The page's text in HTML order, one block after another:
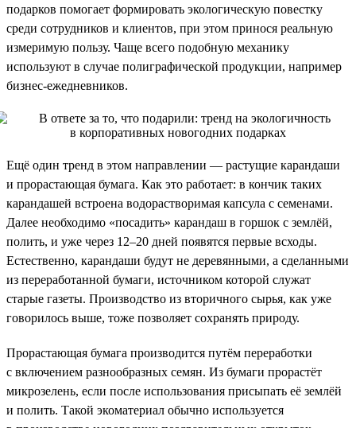
подарков помогает формировать экологическую повестку
среди сотрудников и клиентов, при этом принося реальную
измеримую пользу. Чаще всего подобную механику
используют в случае полиграфической продукции, например
бизнес-ежедневников.
Ещё один тренд в этом направлении — растущие карандаши
и прорастающая бумага. Как это работает: в кончик таких
карандашей встроена водорастворимая капсула с семенами.
Далее необходимо «посадить» карандаш в горшок с землёй,
полить, и уже через 12–20 дней появятся первые всходы.
Естественно, карандаши будут не деревянными, а сделанными
из переработанной бумаги, источником которой служат
старые газеты. Производство из вторичного сырья, как уже
говорилось выше, тоже позволяет сохранять природу.
Прорастающая бумага производится путём переработки
с включением разнообразных семян. Из бумаги прорастёт
микрозелень, если после использования присыпать её землёй
и полить. Такой экоматериал обычно используется